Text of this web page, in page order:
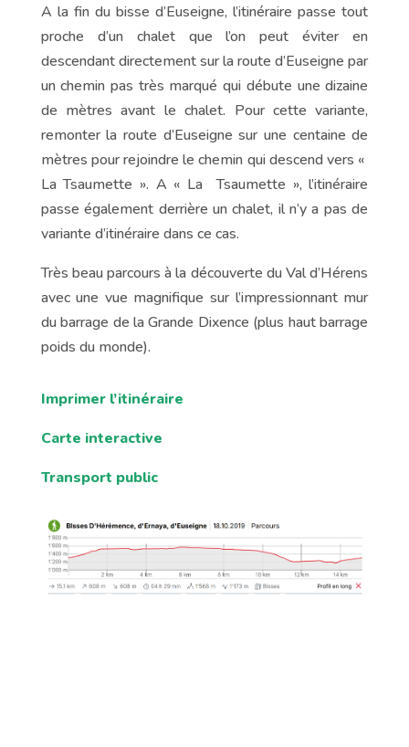
A la fin du bisse d’Euseigne, l’itinéraire passe tout
proche d’un chalet que l’on peut éviter en
descendant directement sur la route d’Euseigne par
un chemin pas très marqué qui débute une dizaine
de mètres avant le chalet. Pour cette variante,
remonter la route d’Euseigne sur une centaine de
mètres pour rejoindre le chemin qui descend vers «
La Tsaumette ». A « La Tsaumette », l’itinéraire
passe également derrière un chalet, il n’y a pas de
variante d’itinéraire dans ce cas.
Très beau parcours à la découverte du Val d’Hérens
avec une vue magnifique sur l’impressionnant mur
du barrage de la Grande Dixence (plus haut barrage
poids du monde).
Imprimer l’itinéraire
Carte interactive
Transport public